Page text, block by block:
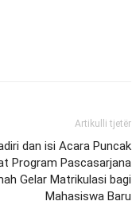
Artikulli tjetër
dan isi Acara Puncak
Program Pascasarjana
Gelar Matrikulasi bagi
Mahasiswa Baru